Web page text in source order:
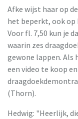
Afke wijst haar op
het beperkt, ook
Voor fl. 7,50 kun je
waarin zes
gewone lappen. Als
een video te koop
(Thorn).
Hedwig: "Heerlijk,